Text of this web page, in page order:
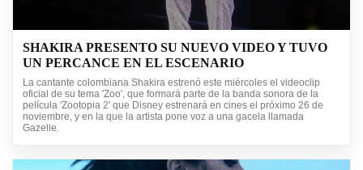
SHAKIRA PRESENTO SU NUEVO VIDEO Y TUVO
UN PERCANCE EN EL ESCENARIO
La cantante colombiana Shakira estrenó este miércoles el videoclip
oficial de su tema 'Zoo', que formará parte de la banda sonora de la
película 'Zootopia 2' que Disney estrenará en cines el próximo 26 de
noviembre, y en la que la artista pone voz a una gacela llamada
Gazelle.